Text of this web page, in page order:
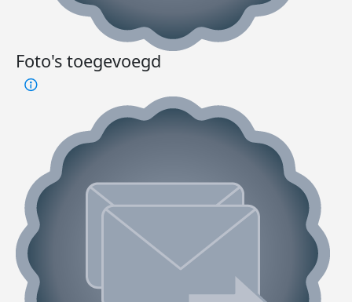
Foto's toegevoegd